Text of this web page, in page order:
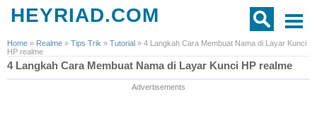
HEYRIAD.COM
Home » Realme » Tips Trik » Tutorial » 4 Langkah Cara Membuat Nama di Layar Kunci
HP realme
4 Langkah Cara Membuat Nama di Layar Kunci HP realme
Advertisements